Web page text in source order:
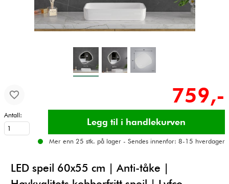
759,-
Antall:
Mer enn 25 stk. på lager - Sendes innenfor: 8-15 hverdager
LED speil 60x55 cm | Anti-tåke |